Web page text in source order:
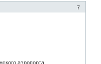
7
аэропорта